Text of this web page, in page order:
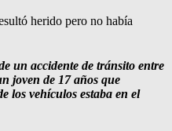
un accidente de tránsito entre
joven de 17 años que
los vehículos estaba en el